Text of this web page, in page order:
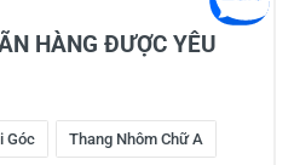
HÀNG ĐƯỢC YÊU
Góc Thang Nhôm Chữ A